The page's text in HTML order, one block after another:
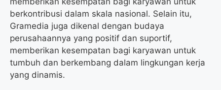
berkontribusi dalam skala nasional. Selain itu,
Gramedia juga dikenal dengan budaya
perusahaannya yang positif dan suportif,
memberikan kesempatan bagi karyawan untuk
tumbuh dan berkembang dalam lingkungan kerja
yang dinamis.